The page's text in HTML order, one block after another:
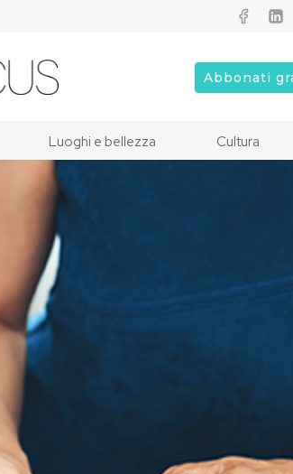
Abbonati
Luoghi e bellezza Cultura